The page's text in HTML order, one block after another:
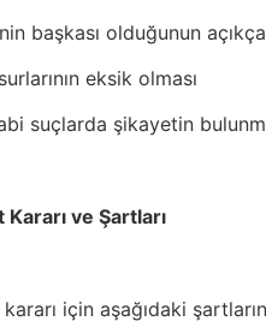
başkası olduğunun
eksik olması
suçlarda şikayetin
ve Şartları
için aşağıdaki